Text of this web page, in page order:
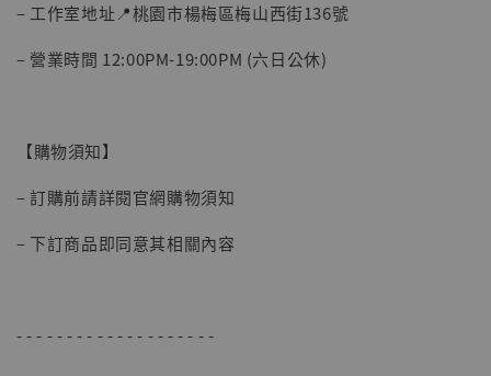
子彈飛 鵝城縣長 張麻子 [BK01]
NT$ 4,980
– 工作室地址📍桃園市楊梅區梅山西街136號
– 營業時間 12:00PM-19:00PM (六日公休)
【購物須知】
– 訂購前請詳閱官網購物須知
– 下訂商品即同意其相關內容
- - - - - - - - - - - - - - - - - - - -